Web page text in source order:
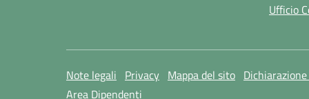
Ufficio
Note legali Privacy Mappa del sito
Area Dipendenti